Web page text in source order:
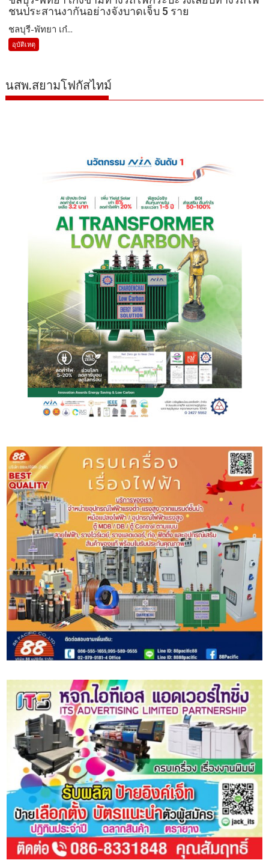
ชนประสานงากันอย่างจังบาดเจ็บ 5 ราย
ชลบุรี-พัทยา เก๋...
อุบัติเหตุ
นสพ.สยามโฟกัสไทม์